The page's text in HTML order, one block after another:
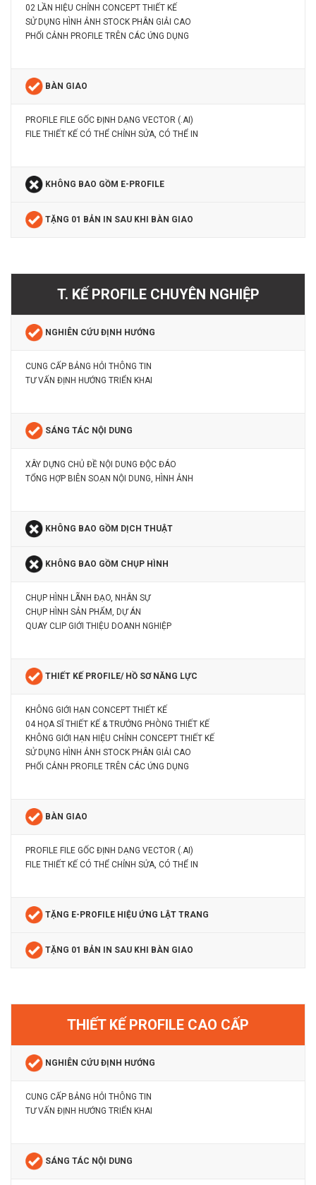
02 LẦN HIỆU CHỈNH CONCEPT THIẾT KẾ
SỬ DỤNG HÌNH ẢNH STOCK PHÂN GIẢI CAO
PHỐI CẢNH PROFILE TRÊN CÁC ỨNG DỤNG
BÀN GIAO
PROFILE FILE GỐC ĐỊNH DẠNG VECTOR (.AI)
FILE THIẾT KẾ CÓ THỂ CHỈNH SỬA, CÓ THỂ IN
KHÔNG BAO GỒM E-PROFILE
TẶNG 01 BẢN IN SAU KHI BÀN GIAO
T. KẾ PROFILE CHUYÊN NGHIỆP
NGHIÊN CỨU ĐỊNH HƯỚNG
CUNG CẤP BẢNG HỎI THÔNG TIN
TƯ VẤN ĐỊNH HƯỚNG TRIỂN KHAI
SÁNG TÁC NỘI DUNG
XÂY DỰNG CHỦ ĐỀ NỘI DUNG ĐỘC ĐÁO
TỔNG HỢP BIÊN SOẠN NỘI DUNG, HÌNH ẢNH
KHÔNG BAO GỒM DỊCH THUẬT
KHÔNG BAO GỒM CHỤP HÌNH
CHỤP HÌNH LÃNH ĐẠO, NHÂN SỰ
CHỤP HÌNH SẢN PHẨM, DỰ ÁN
QUAY CLIP GIỚI THIỆU DOANH NGHIỆP
THIẾT KẾ PROFILE/ HỒ SƠ NĂNG LỰC
KHÔNG GIỚI HẠN CONCEPT THIẾT KẾ
04 HỌA SĨ THIẾT KẾ & TRƯỞNG PHÒNG THIẾT KẾ
KHÔNG GIỚI HẠN HIỆU CHỈNH CONCEPT THIẾT KẾ
SỬ DỤNG HÌNH ẢNH STOCK PHÂN GIẢI CAO
PHỐI CẢNH PROFILE TRÊN CÁC ỨNG DỤNG
BÀN GIAO
PROFILE FILE GỐC ĐỊNH DẠNG VECTOR (.AI)
FILE THIẾT KẾ CÓ THỂ CHỈNH SỬA, CÓ THỂ IN
TẶNG E-PROFILE HIỆU ỨNG LẬT TRANG
TẶNG 01 BẢN IN SAU KHI BÀN GIAO
THIẾT KẾ PROFILE CAO CẤP
NGHIÊN CỨU ĐỊNH HƯỚNG
CUNG CẤP BẢNG HỎI THÔNG TIN
TƯ VẤN ĐỊNH HƯỚNG TRIỂN KHAI
SÁNG TÁC NỘI DUNG